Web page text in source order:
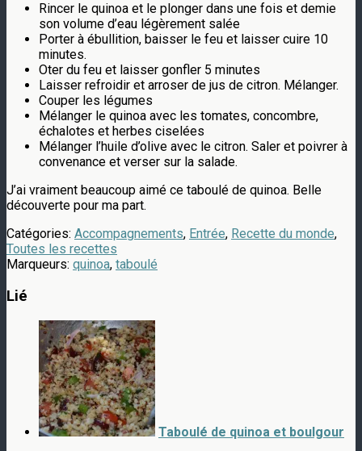
Rincer le quinoa et le plonger dans une fois et demie
son volume d’eau légèrement salée
Porter à ébullition, baisser le feu et laisser cuire 10
minutes.
Oter du feu et laisser gonfler 5 minutes
Laisser refroidir et arroser de jus de citron. Mélanger.
Couper les légumes
Mélanger le quinoa avec les tomates, concombre,
échalotes et herbes ciselées
Mélanger l’huile d’olive avec le citron. Saler et poivrer à
convenance et verser sur la salade.
J’ai vraiment beaucoup aimé ce taboulé de quinoa. Belle
découverte pour ma part.
Catégories: Accompagnements, Entrée, Recette du monde,
Toutes les recettes
Marqueurs: quinoa, taboulé
Lié
Taboulé de quinoa et boulgour